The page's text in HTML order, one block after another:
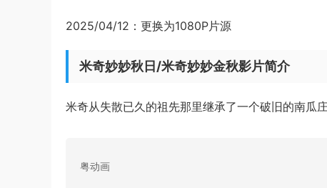
2025/04/12：更换为1080P片源
米奇妙妙秋日/米奇妙妙金秋影片简介
米奇从失散已久的祖先那里继承了一个破旧的南瓜
粤动画